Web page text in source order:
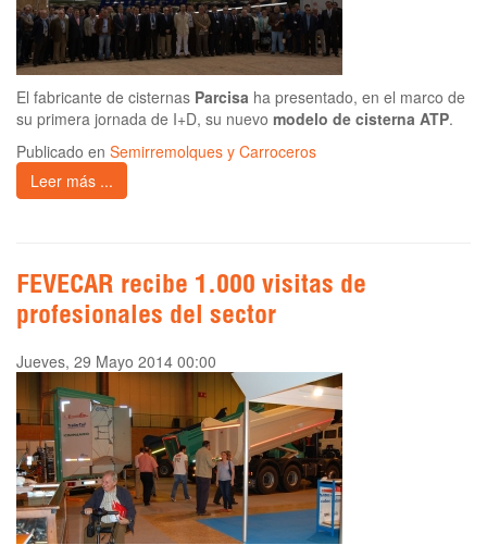
El fabricante de cisternas Parcisa ha presentado, en el marco de
su primera jornada de I+D, su nuevo modelo de cisterna ATP.
Publicado en Semirremolques y Carroceros
Leer más ...
FEVECAR recibe 1.000 visitas de
profesionales del sector
Jueves, 29 Mayo 2014 00:00